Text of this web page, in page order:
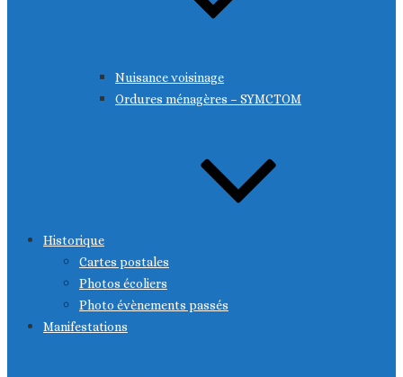
Nuisance voisinage
Ordures ménagères – SYMCTOM
Historique
Cartes postales
Photos écoliers
Photo évènements passés
Manifestations